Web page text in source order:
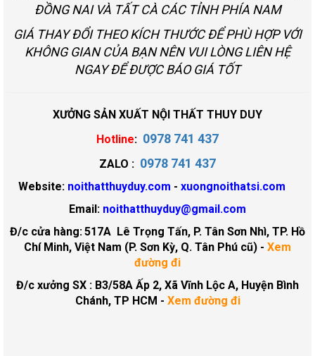
ĐỒNG NAI VÀ TẤT CÀ CÁC TỈNH PHÍA NAM
GIÁ THAY ĐỔI THEO KÍCH THƯỚC ĐỂ PHÙ HỢP VỚI
KHÔNG GIAN CỦA BẠN NÊN VUI LÒNG LIÊN HỆ
NGAY ĐỂ ĐƯỢC BÁO GIÁ TỐT
XƯỞNG SẢN XUẤT NỘI THẤT THUY DUY
Hotline: 0978 741 437
ZALO : 0978 741 437
Website: noithatthuyduy.com - xuongnoithatsi.com
Email: noithatthuyduy@gmail.com
Đ/c cửa hàng:517A Lê Trọng Tấn, P. Tân Sơn Nhì, TP. Hồ
Chí Minh, Việt Nam (P. Sơn Kỳ, Q. Tân Phú cũ) - Xem
đường đi
Đ/c xưởng SX : B3/58A Ấp 2, Xã Vĩnh Lộc A, Huyện Bình
Chánh, TP HCM - Xem đường đi